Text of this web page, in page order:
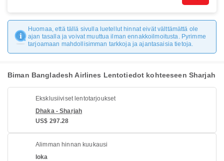
Huomaa, että tällä sivulla luetellut hinnat eivät välttämättä ole
ajan tasalla ja voivat muuttua ilman ennakkoilmoitusta. Pyrimme
tarjoamaan mahdollisimman tarkkoja ja ajantasaisia tietoja.
Biman Bangladesh Airlines Lentotiedot kohteeseen Sharjah
Eksklusiiviset lentotarjoukset
Dhaka - Sharjah
US$ 297.28
Alimman hinnan kuukausi
loka